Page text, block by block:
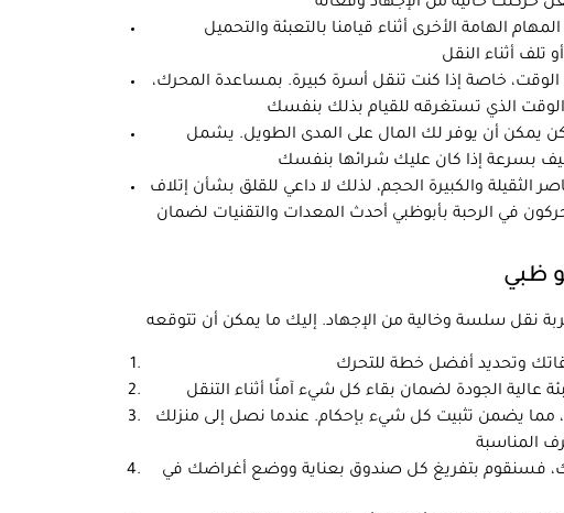
الهامة الأخرى أثناء قيامنا بالتعبئة والتحميل
خاصة إذا كنت تنقل أسرة كبيرة. بمساعدة المحرك،
يمكن أن يوفر لك المال على المدى الطويل. يشمل
الثقيلة والكبيرة الحجم، لذلك لا داعي للقلق بشأن إتلاف
في الرحبة بأبوظبي أحدث المعدات والتقنيات لضمان
ظبي
يضمن تثبيت كل شيء بإحكام. عندما نصل إلى منزلك
بك، فسنقوم بتفريغ كل صندوق بعناية ووضع أغراضك في